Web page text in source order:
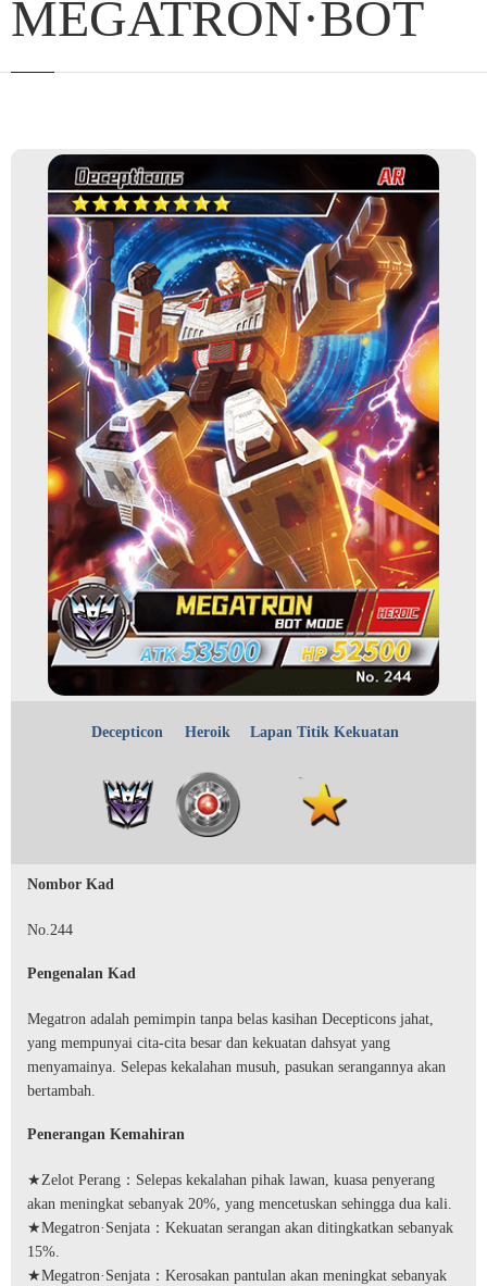
MEGATRON·BOT
Decepticon Heroik Lapan Titik Kekuatan
Nombor Kad
No.244
Pengenalan Kad
Megatron adalah pemimpin tanpa belas kasihan Decepticons jahat,
yang mempunyai cita-cita besar dan kekuatan dahsyat yang
menyamainya. Selepas kekalahan musuh, pasukan serangannya akan
bertambah.
Penerangan Kemahiran
★Zelot Perang：Selepas kekalahan pihak lawan, kuasa penyerang
akan meningkat sebanyak 20%, yang mencetuskan sehingga dua kali.
★Megatron·Senjata：Kekuatan serangan akan ditingkatkan sebanyak
15%.
★Megatron·Senjata：Kerosakan pantulan akan meningkat sebanyak